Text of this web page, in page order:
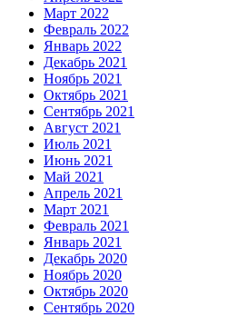
Март 2022
Февраль 2022
Январь 2022
Декабрь 2021
Ноябрь 2021
Октябрь 2021
Сентябрь 2021
Август 2021
Июль 2021
Июнь 2021
Май 2021
Апрель 2021
Март 2021
Февраль 2021
Январь 2021
Декабрь 2020
Ноябрь 2020
Октябрь 2020
Сентябрь 2020